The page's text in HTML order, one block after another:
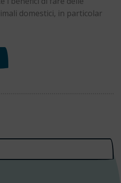
domestici, in particolar